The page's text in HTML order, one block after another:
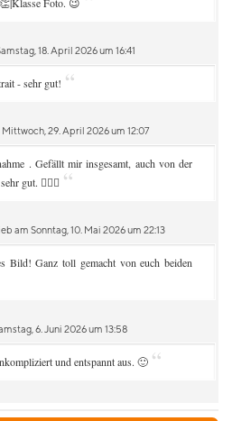
18. April 2026 um 16:41
- sehr gut! “
29. April 2026 um 12:07
. Gefällt mir insgesamt, auch von der
gut. 👌🏻😊 “
am Sonntag, 10. Mai 2026 um 22:13
Bild! Ganz toll gemacht von euch beiden
6. Juni 2026 um 13:58
und entspannt aus. 🙂 “